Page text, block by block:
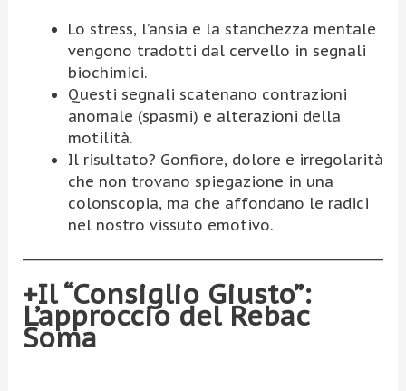
Lo stress, l’ansia e la stanchezza mentale
vengono tradotti dal cervello in segnali
biochimici.
Questi segnali scatenano contrazioni
anomale (spasmi) e alterazioni della
motilità.
Il risultato? Gonfiore, dolore e irregolarità
che non trovano spiegazione in una
colonscopia, ma che affondano le radici
nel nostro vissuto emotivo.
+Il “Consiglio Giusto”:
L’approccio del Rebac
Soma